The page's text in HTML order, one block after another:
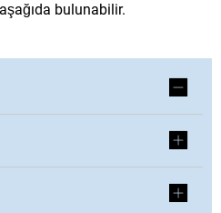
bulunabilir.